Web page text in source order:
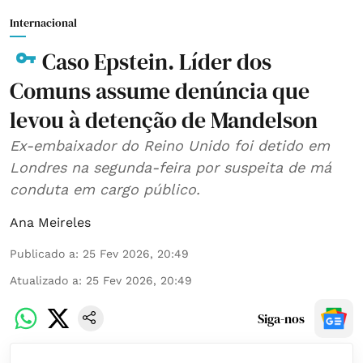
Internacional
Caso Epstein. Líder dos
Comuns assume denúncia que
levou à detenção de Mandelson
Ex-embaixador do Reino Unido foi detido em
Londres na segunda-feira por suspeita de má
conduta em cargo público.
Ana Meireles
Publicado a: 25 Fev 2026, 20:49
Atualizado a: 25 Fev 2026, 20:49
Siga-nos